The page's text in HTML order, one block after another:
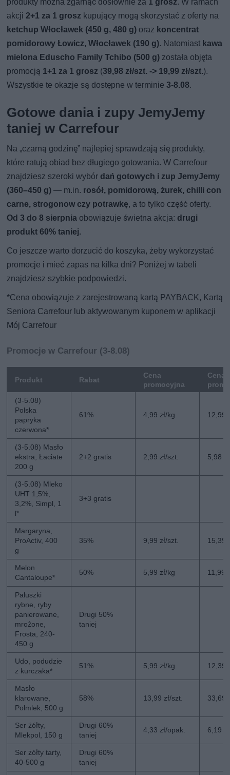
produkty można zgarnąć dosłownie za 1 grosz. W ramach
akcji2+1 za 1 grosz kupujący mogą skorzystać z oferty na
ketchup Włocławek (450 g, 480 g) oraz koncentrat
pomidorowy Łowicz, Włocławek (190 g). Natomiast kawa
mielona Eduscho Family Tchibo (500 g) została objęta
promocją 1+1 za 1 grosz (39,98 zł/szt. -> 19,99 zł/szt.).
Wszystkie te okazje są dostępne w terminie3-8.08.
Gotowe dania i zupy JemyJemy
taniej w Carrefour
Na „czarną godzinę” najlepiej sprawdzają się produkty,
które ratują obiad bez długiego gotowania. W Carrefour
znajdziesz szeroki wybór dań gotowych i zup JemyJemy
(360–450 g) — m.in. rosół, pomidorową, żurek, chilli con
carne, strogonow czy potrawkę, a to tylko część oferty.
Od 3 do 8 sierpnia obowiązuje świetna akcja: drugi
produkt 60% taniej.
Co jeszcze warto dorzucić do koszyka, żeby wykorzystać
promocje i mieć zapas na kilka dni? Poniżej w tabeli
znajdziesz szybkie podpowiedzi.
*Cena obowiązuje z zarejestrowaną kartą PAYBACK, Kartą
Seniora Carrefour lub aktywowanym kuponem w aplikacji
Mój Carrefour
Promocje w Carrefour (3-8.08)
Produkt Rabat
Cena
promocyjna
Cena
(3-5.08)
Polska
papryka
czerwona*
61% 4,99 zł/kg 12,99
(3-5.08) Masło
ekstra, Łaciate
200 g
2+2 gratis 2,99 zł/szt. 5,98
(3-5.08) Mleko
UHT 1,5%,
3,2%, Simpl, 1
l*
3+3 gratis
Margaryna,
ProActiv, 400
g
35% 9,99 zł/szt. 15,39
Melon
Cantaloupe*
50% 5,99 zł/kg 11,99
Paluszki
rybne, ryby
panierowane,
mrożone,
Frosta, 240-
450 g
Drugi 50%
taniej
Udo, podudzie
z kurczaka*
51% 5,99 zł/kg 12,39
Masło
klarowane,
Polmlek, 500 g
58% 13,99 zł/szt. 33,69
Ser żółty,
Mlekpol, 150 g
Drugi 60%
taniej
4,33 zł/opak. 6,19
Ser żółty tarty,
40-500 g
Drugi 60%
taniej